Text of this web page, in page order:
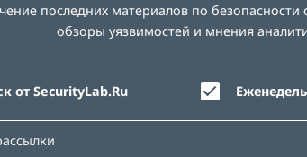
последних материалов по безопасности
обзоры уязвимостей и мнения
от SecurityLab.Ru